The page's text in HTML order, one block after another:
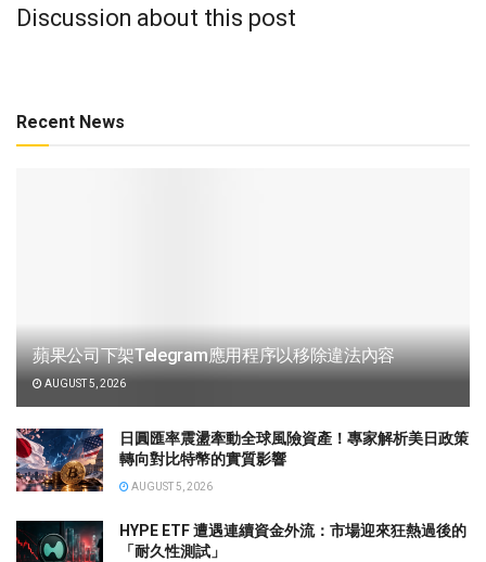
Discussion about this post
Recent News
蘋果公司下架Telegram應用程序以移除違法內容
AUGUST 5, 2026
日圓匯率震盪牽動全球風險資產！專家解析美日政策
轉向對比特幣的實質影響
AUGUST 5, 2026
HYPE ETF 遭遇連續資金外流：市場迎來狂熱過後的
「耐久性測試」